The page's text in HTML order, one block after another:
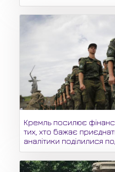
Кремль посилює
тих, хто бажає
аналітики поділилися